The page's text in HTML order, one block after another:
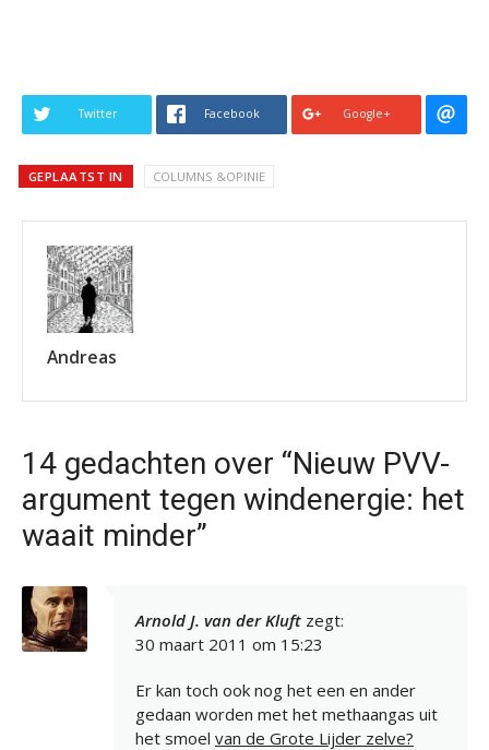
Twitter Facebook Google+
GEPLAATST IN COLUMNS &OPINIE
Andreas
14 gedachten over “Nieuw PVV-
argument tegen windenergie: het
waait minder”
Arnold J. van der Kluft zegt:
30 maart 2011 om 15:23
Er kan toch ook nog het een en ander
gedaan worden met het methaangas uit
het smoel van de Grote Lijder zelve?